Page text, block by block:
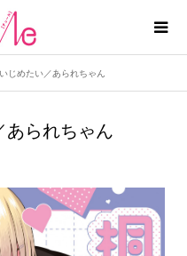
じめたい／あられちゃん
られちゃん